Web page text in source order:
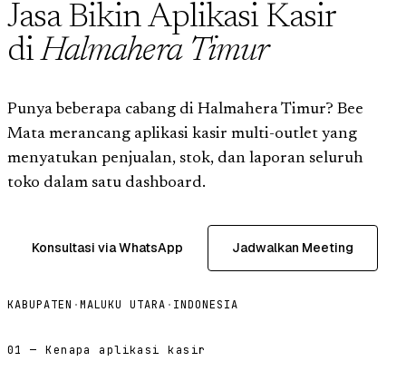
Jasa Bikin Aplikasi Kasir
diHalmahera Timur
Punya beberapa cabang di Halmahera Timur? Bee
Mata merancang aplikasi kasir multi-outlet yang
menyatukan penjualan, stok, dan laporan seluruh
toko dalam satu dashboard.
Konsultasi via WhatsApp Jadwalkan Meeting
KABUPATEN ·MALUKU UTARA · INDONESIA
01 — Kenapa aplikasi kasir